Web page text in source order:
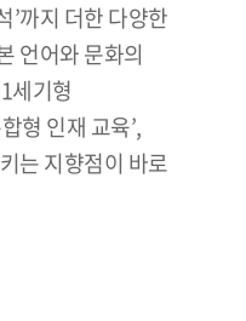
’까지 더한 다양한
언어와 문화의
세기형
형 인재 교육’,
는 지향점이 바로